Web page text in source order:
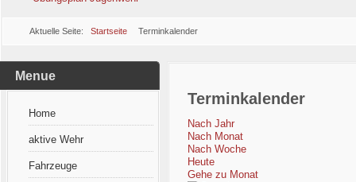
Aktuelle Seite: Startseite Terminkalender
Menue
Home
aktive Wehr
Fahrzeuge
Terminkalender
Nach Jahr
Nach Monat
Nach Woche
Heute
Gehe zu Monat